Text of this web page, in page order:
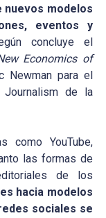
nuevos modelos
eventos y
concluye el
Economics of
Newman para el
de la
como YouTube,
las formas de
de los
hacia modelos
sociales se